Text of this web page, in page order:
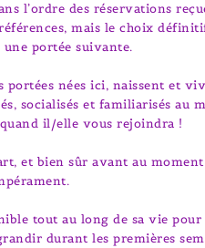
l’ordre des réservations
mais le choix
portée suivante.
portées nées ici, naissent et
socialisés et familiarisés au
il/elle vous rejoindra !
et bien sûr avant au
tout au long de sa vie
durant les premières